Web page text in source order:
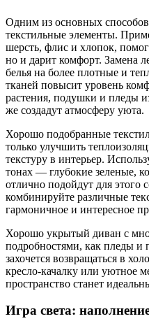
Одним из основных
текстильные элементы.
шерсть, флис и хлопок,
но и дарит комфорт. Замена
белья на более плотные и
тканей повысит уровень
растения, подушки и пледы
же создадут атмосферу уюта.
Хорошо подобранные
только улучшить
текстуру в интерьер.
тонах — глубокие зеленые,
отлично подойдут для этого
комбинируйте различные
гармоничное и интересное
Хорошо укрытый диван с
подробностями, как пледы и
захочется возвращаться в
кресло-качалку или уютное
пространство станет
Игра света: